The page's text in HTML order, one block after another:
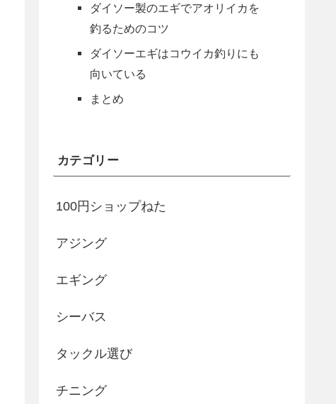
ダイソー製のエギでアオリイカを
釣るためのコツ
ダイソーエギはコウイカ釣りにも
向いている
まとめ
カテゴリー
100円ショップねた
アジング
エギング
シーバス
タックル選び
チニング